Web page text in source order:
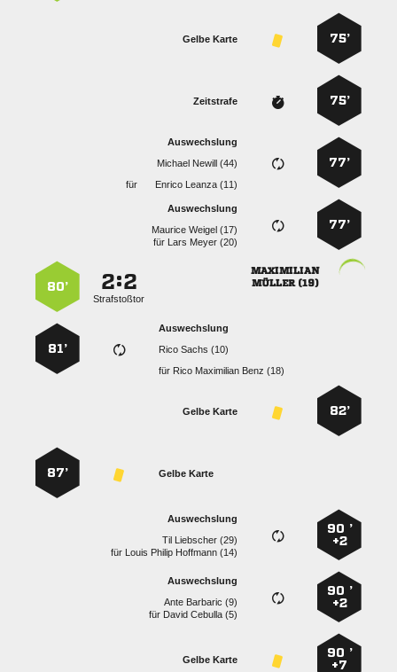
75’
Gelbe Karte
75’
Zeitstrafe
77’
Auswechslung
  
für
  
77’
Auswechslung
  
für   

 
:
Strafstoßtor
80’
Auswechslung
  
für    
81’
82’
Gelbe Karte
Gelbe Karte
87’
90 ’
+2
Auswechslung
  
für    
90 ’
+2
Auswechslung
  
für   
90 ’
+7
Gelbe Karte